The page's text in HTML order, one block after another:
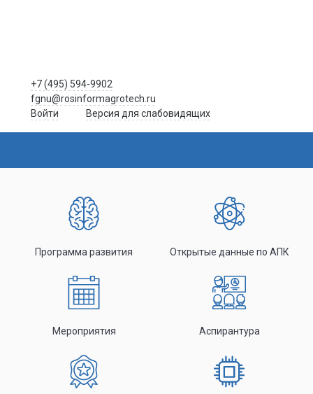
+7 (495) 594-9902
fgnu@rosinformagrotech.ru
Войти
Версия для слабовидящих
Программа развития Открытые данные по АПК
Мероприятия Аспирантура